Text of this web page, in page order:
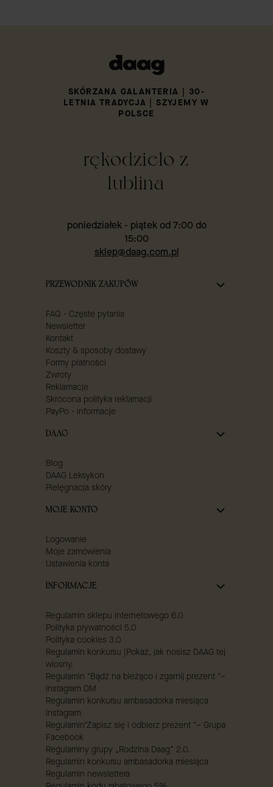
SKÓRZANA GALANTERIA | 30-
LETNIA TRADYCJA | SZYJEMY W
POLSCE
rękodzieło z
lublina
poniedziałek - piątek od 7:00 do
15:00
sklep@daag.com.pl
Linki w stopce
PRZEWODNIK ZAKUPÓW
FAQ - Częste pytania
Newsletter
Kontakt
Koszty & sposoby dostawy
Formy płatności
Zwroty
Reklamacje
Skrócona polityka reklamacji
PayPo - informacje
DAAG
Blog
DAAG Leksykon
Pielęgnacja skóry
MOJE KONTO
Logowanie
Moje zamówienia
Ustawienia konta
INFORMACJE
Regulamin sklepu internetowego 6.0
Polityka prywatności 5.0
Polityka cookies 3.0
Regulamin konkursu |Pokaż, jak nosisz DAAG tej
wiosny.
Regulamin "Bądź na bieżąco i zgarnij prezent "–
Instagram DM
Regulamin konkursu ambasadorka miesiąca
Instagram
Regulamin"Zapisz się i odbierz prezent "– Grupa
Facebook
Regulaminy grupy „Rodzina Daag” 2.0.
Regulamin konkursu ambasadorka miesiąca
Regulamin newslettera